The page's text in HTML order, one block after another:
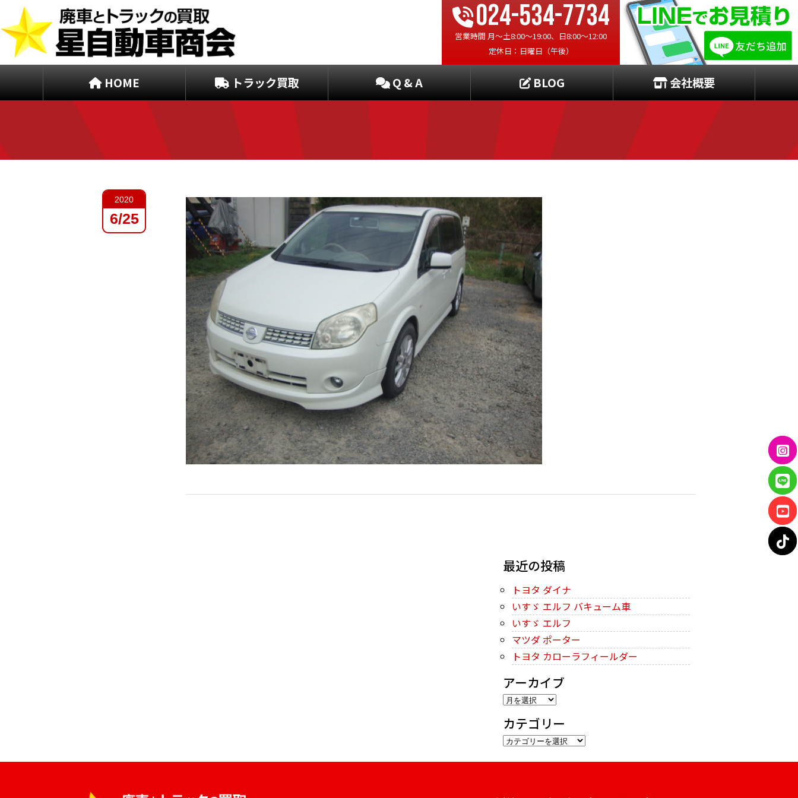
024-534-7734
営業時間 月〜土8:00〜19:00、日8:00〜12:00
定休日：日曜日（午後）
HOME トラック買取 Q & A BLOG 会社概要
2020
6/25
最近の投稿
トヨタ ダイナ
いすゞ エルフ バキューム車
いすゞ エルフ
マツダ ポーター
トヨタ カローラフィールダー
アーカイブ
ア
カ
イ
カテゴリー
カ